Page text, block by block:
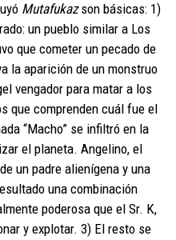
Mutafukazson básicas: 1)
un pueblo similar a Los
que cometer un pecado de
la aparición de un monstruo
vengador para matar a los
que comprenden cuál fue el
“Macho” se infiltró en la
el planeta. Angelino, el
un padre alienígena y una
una combinación
poderosa que el Sr. K,
y explotar. 3) El resto se